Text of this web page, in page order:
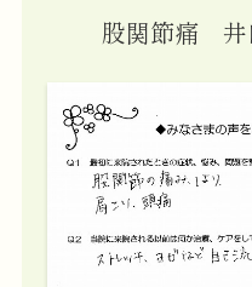
股関節痛 井